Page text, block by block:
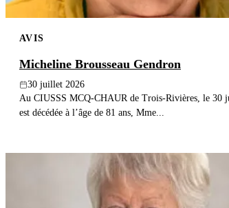
AVIS
Micheline Brousseau Gendron
30 juillet 2026
Au CIUSSS MCQ-CHAUR de Trois-Rivières, le 30
est décédée à l’âge de 81 ans, Mme...